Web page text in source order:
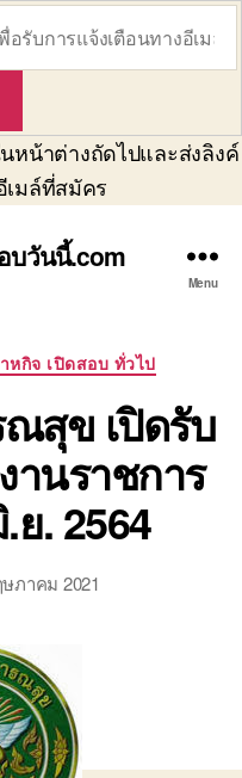
หน้าต่างถัดไปและส่งลิงค์
มล์ที่สมัคร
บวันนี้.com
Menu
หกิจ เปิดสอบ ทั่วไป
ณสุข เปิดรับ
นราชการ
ย. 2564
ภาคม 2021